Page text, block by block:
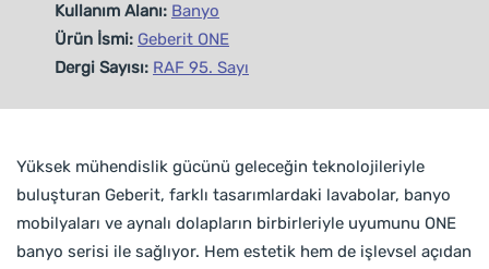
Kullanım Alanı: Banyo
Ürün İsmi: Geberit ONE
Dergi Sayısı: RAF 95. Sayı
Yüksek mühendislik gücünü geleceğin teknolojileriyle
buluşturan Geberit, farklı tasarımlardaki lavabolar, banyo
mobilyaları ve aynalı dolapların birbirleriyle uyumunu ONE
banyo serisi ile sağlıyor. Hem estetik hem de işlevsel açıdan